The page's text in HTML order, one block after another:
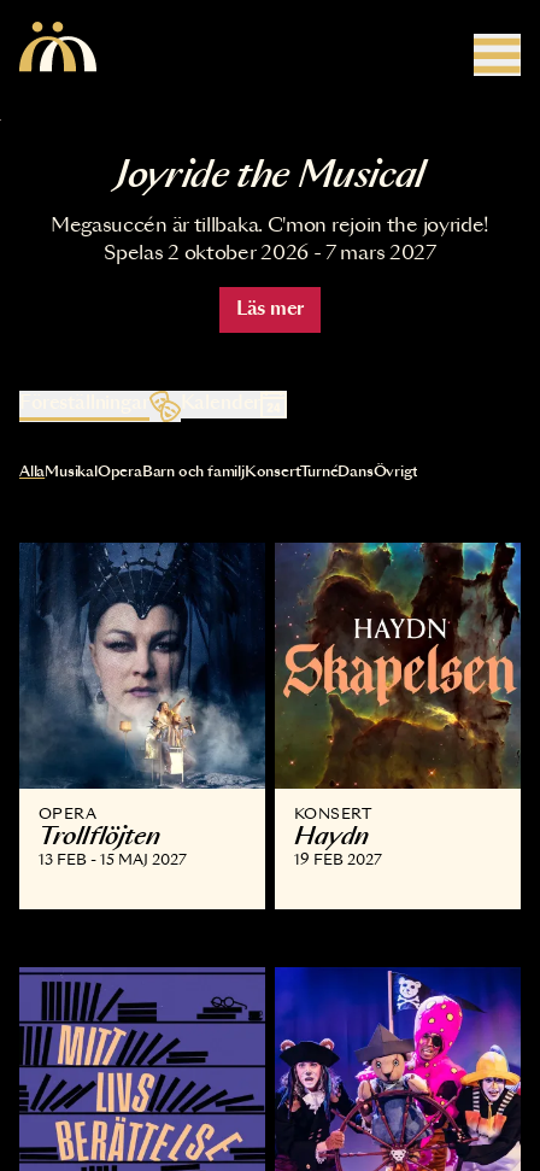
Joyride the Musical
Megasuccén är tillbaka. C'mon rejoin the joyride!
Spelas 2 oktober 2026 - 7 mars 2027
Läs mer
Kalender
Val av kategori uppdaterar innehållet automatiskt
AllaMusikal OperaBarn och familjKonsertTurnéDansÖvrigt
OPERA
Trollflöjten
13 FEB - 15 MAJ 2027
KONSERT
Haydn
19 FEB 2027